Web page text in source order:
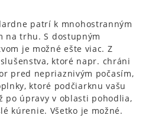
patrí k mnohostranným
na trhu. S dostupným
je možné ešte viac. Z
ktoré napr. chráni
pred nepriaznivým počasím,
ktoré podčiarknu vašu
po úpravy v oblasti pohodlia,
kúrenie. Všetko je možné.